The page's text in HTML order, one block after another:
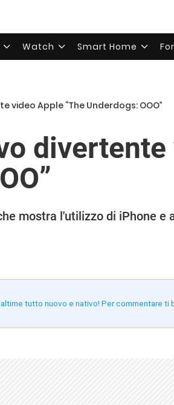
Watch Smart Home
video Apple “The Underdogs: OOO”
divertente
mostra l'utilizzo di iPhone e
tutto nuovo e nativo! Per commentare